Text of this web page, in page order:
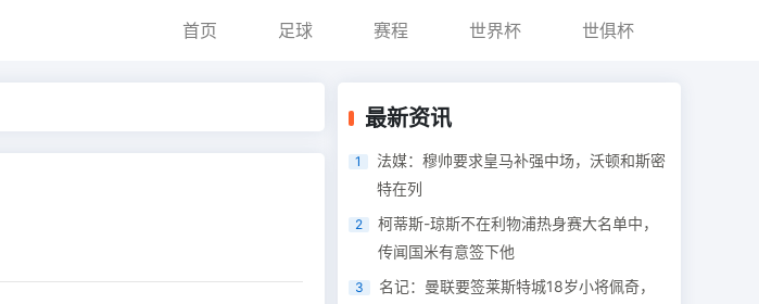
首页 足球 赛程 世界杯 世俱杯
最新资讯
1
法媒：穆帅要求皇马补强中场，沃顿和斯密
特在列
2
柯蒂斯-琼斯不在利物浦热身赛大名单中，
传闻国米有意签下他
3
名记：曼联要签莱斯特城18岁小将佩奇，